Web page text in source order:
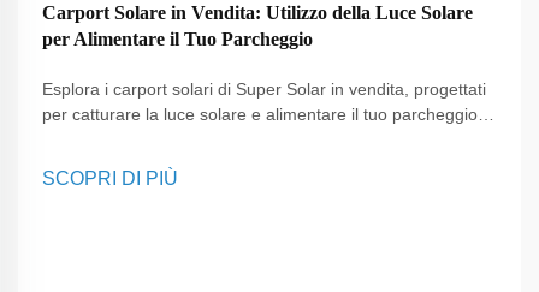
Carport Solare in Vendita: Utilizzo della Luce Solare
per Alimentare il Tuo Parcheggio
Esplora i carport solari di Super Solar in vendita, progettati
per catturare la luce solare e alimentare il tuo parcheggio. I
sostenibili, riducono i costi di elettricità e offrono protezione
ai veicoli in ambienti residenziali e commerciali.
SCOPRI DI PIÙ